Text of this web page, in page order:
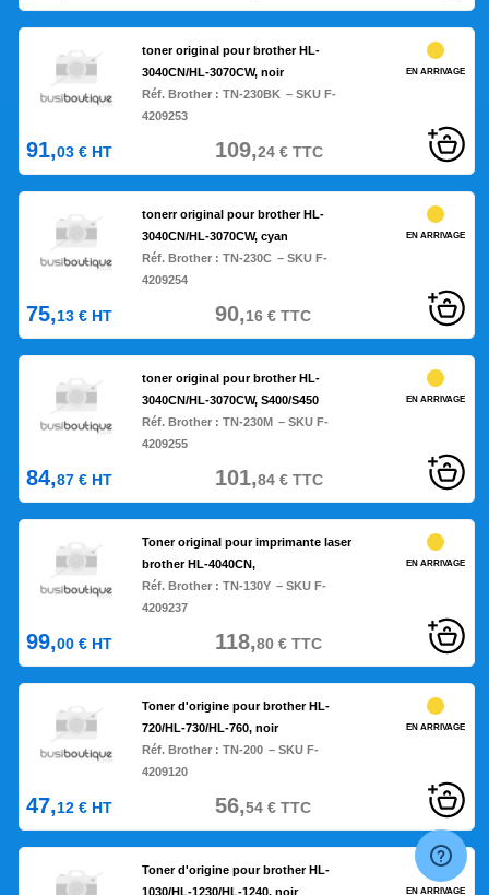
toner original pour brother HL-
3040CN/HL-3070CW, noir
Réf. Brother :TN-230BK – SKU F-
4209253
EN ARRIVAGE
91,03 € HT 109,24€TTC
tonerr original pour brother HL-
3040CN/HL-3070CW, cyan
Réf. Brother :TN-230C – SKU F-
4209254
EN ARRIVAGE
75,13 € HT 90,16€TTC
toner original pour brother HL-
3040CN/HL-3070CW, S400/S450
Réf. Brother :TN-230M – SKU F-
4209255
EN ARRIVAGE
84,87 € HT 101,84€TTC
Toner original pour imprimante laser
brother HL-4040CN,
Réf. Brother :TN-130Y – SKU F-
4209237
EN ARRIVAGE
99,00 € HT 118,80€TTC
Toner d'origine pour brother HL-
720/HL-730/HL-760, noir
Réf. Brother :TN-200 – SKU F-
4209120
EN ARRIVAGE
47,12 € HT 56,54€TTC
Toner d'origine pour brother HL-
1030/HL-1230/HL-1240, noir
EN ARRIVAGE